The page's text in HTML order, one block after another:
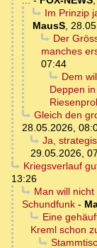
Im Prinzip
MausS,
Der
manches
07:44
Dem
Deppen
Gleich den
28.05.2026,
Ja,
29.05.2026,
Kriegsverlauf
13:26
Man will
Schundfunk -
Eine
Kreml schon